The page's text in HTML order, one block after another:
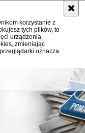
korzystanie z
tych plików, to
urządzenia.
zmieniając
oznacza